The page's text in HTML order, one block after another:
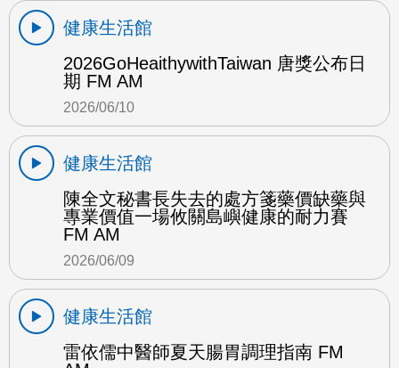
健康生活館
2026GoHeaithywithTaiwan 唐獎公布日
期 FM AM
2026/06/10
健康生活館
陳全文秘書長失去的處方箋藥價缺藥與
專業價值一場攸關島嶼健康的耐力賽
FM AM
2026/06/09
健康生活館
雷依儒中醫師夏天腸胃調理指南 FM